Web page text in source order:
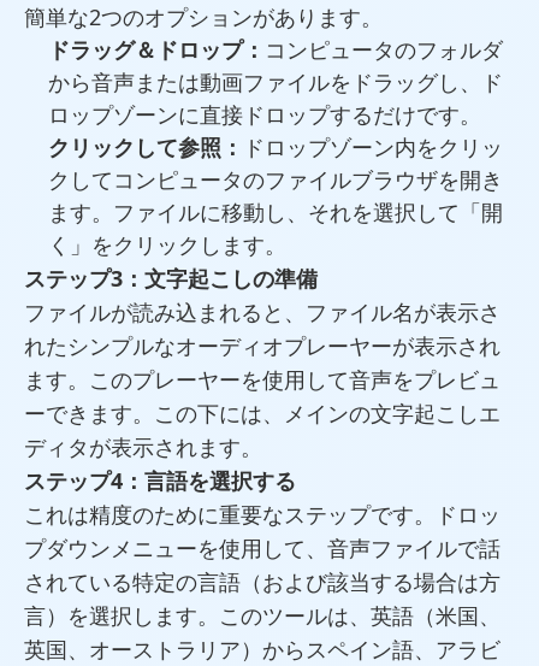
簡単な2つのオプションがあります。
ドラッグ＆ドロップ： コンピュータのフォルダ
から音声または動画ファイルをドラッグし、ド
ロップゾーンに直接ドロップするだけです。
クリックして参照： ドロップゾーン内をクリッ
クしてコンピュータのファイルブラウザを開き
ます。ファイルに移動し、それを選択して「開
く」をクリックします。
ステップ3：文字起こしの準備
ファイルが読み込まれると、ファイル名が表示さ
れたシンプルなオーディオプレーヤーが表示され
ます。このプレーヤーを使用して音声をプレビュ
ーできます。この下には、メインの文字起こしエ
ディタが表示されます。
ステップ4：言語を選択する
これは精度のために重要なステップです。ドロッ
プダウンメニューを使用して、音声ファイルで話
されている特定の言語（および該当する場合は方
言）を選択します。このツールは、英語（米国、
英国、オーストラリア）からスペイン語、アラビ